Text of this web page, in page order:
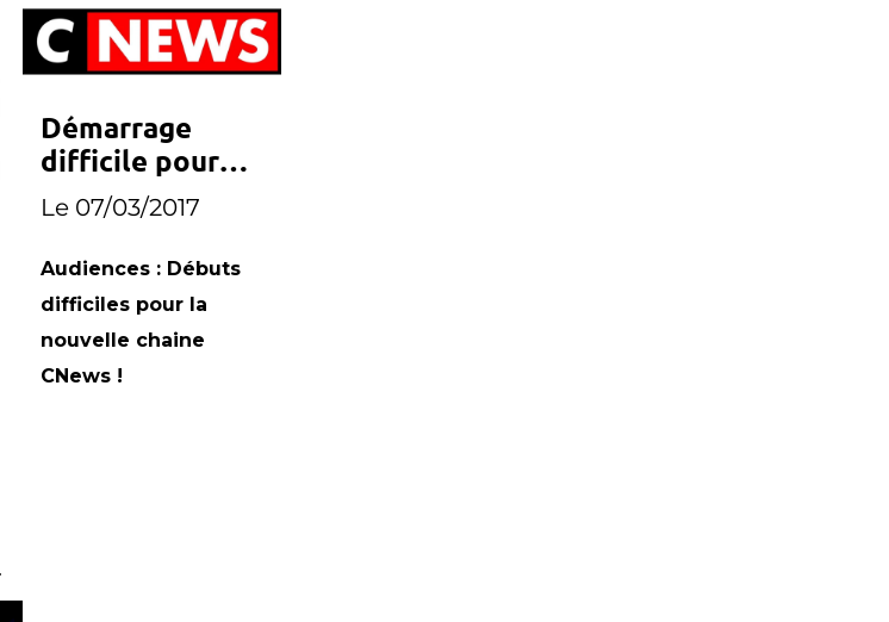
Démarrage
difficile pour
CNews
Le 07/03/2017
Audiences : Débuts
difficiles pour la
nouvelle chaine
CNews !